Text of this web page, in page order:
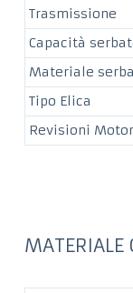
Trasmissione
Capacità
Materiale
Tipo Elica
Revisioni
MATERIALE